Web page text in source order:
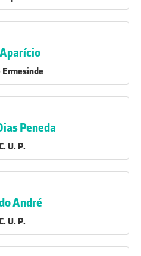
Ermesinde
Peneda
U. P.
André
U. P.